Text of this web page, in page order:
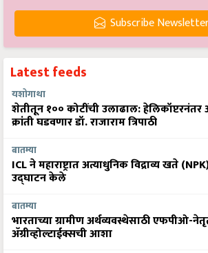
Subscribe
Latest feeds
यशोगाथा
शेतीतून १०० कोटींची उलाढाल:
क्रांती घडवणार डॉ. राजाराम त्रिपाठी
बातम्या
ICL ने महाराष्ट्रात अत्याधुनिक विद्राव्य खते
उद्घाटन केले
बातम्या
भारताच्या ग्रामीण अर्थव्यवस्थेसाठी एफपीओ-
अ‍ॅग्रीव्होल्टाईक्सची आशा